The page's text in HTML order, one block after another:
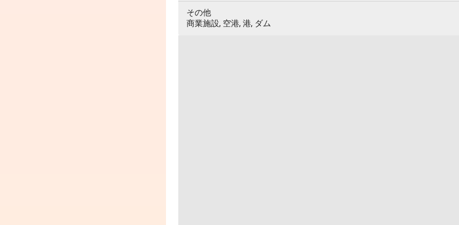
その他
商業施設, 空港, 港, ダム